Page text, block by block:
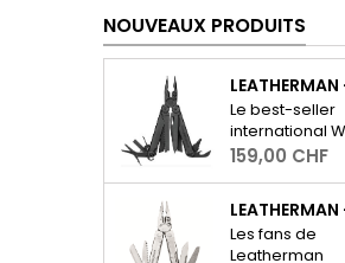
NOUVEAUX PRODUITS
Le best-seller
international
dispose de
outils
d'un coupe-fil
159,00 CHF
Les fans de
Leatherman
MULTI-USAGE -
- CAMOUFLAGE
ACCESSOIRES
UNITÉS DE